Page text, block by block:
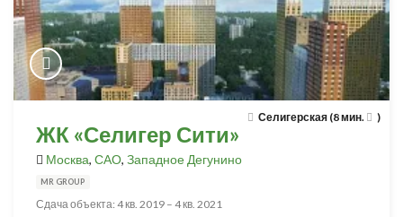
Селигерская (8 мин. )
ЖК «Селигер Сити»
Москва, САО, Западное Дегунино
MR GROUP
Сдача объекта: 4 кв. 2019 – 4 кв. 2021